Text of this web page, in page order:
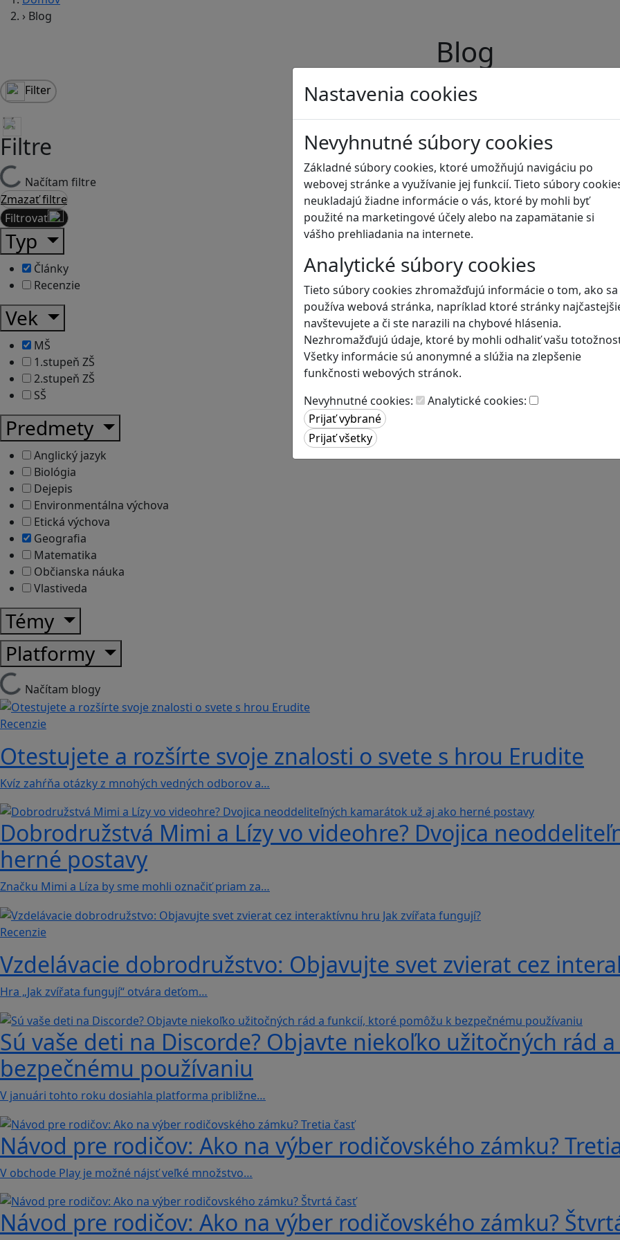
Nastavenia cookies
Nevyhnutné súbory cookies
Základné súbory cookies, ktoré umožňujú navigáciu po
webovej stránke a využívanie jej funkcií. Tieto súbory
neukladajú žiadne informácie o vás, ktoré by mohli byť
použité na marketingové účely alebo na zapamätanie si
vášho prehliadania na internete.
Analytické súbory cookies
Tieto súbory cookies zhromažďujú informácie o tom, ako sa
používa webová stránka, napríklad ktoré stránky
navštevujete a či ste narazili na chybové hlásenia.
Nezhromažďujú údaje, ktoré by mohli odhaliť vašu
Všetky informácie sú anonymné a slúžia na zlepšenie
funkčnosti webových stránok.
Nevyhnutné cookies:
Analytické cookies:
› Blog
Blog
Filter
Filtre
Načítam filtre
Zmazať filtre
Filtrovať
Typ
Články
Recenzie
Vek
MŠ
1.stupeň ZŠ
2.stupeň ZŠ
SŠ
Predmety
Anglický jazyk
Biológia
Dejepis
Environmentálna výchova
Etická výchova
Geografia
Matematika
Občianska náuka
Vlastiveda
Témy
Platformy
Načítam blogy
Recenzie
Otestujete a rozšírte svoje znalosti o svete s hrou Erudite
Kvíz zahŕňa otázky z mnohých vedných odborov a…
Dobrodružstvá Mimi a Lízy vo videohre? Dvojica
herné postavy
Značku Mimi a Líza by sme mohli označiť priam za…
Recenzie
Vzdelávacie dobrodružstvo: Objavujte svet zvierat cez
Hra „Jak zvířata fungují“ otvára deťom…
Sú vaše deti na Discorde? Objavte niekoľko užitočných rád
bezpečnému používaniu
V januári tohto roku dosiahla platforma približne…
Návod pre rodičov: Ako na výber rodičovského zámku?
V obchode Play je možné nájsť veľké množstvo…
Návod pre rodičov: Ako na výber rodičovského zámku?